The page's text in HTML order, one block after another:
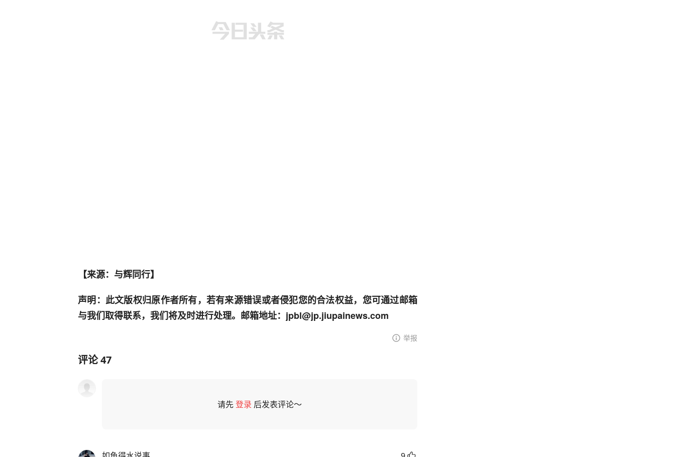
【来源：与辉同行】
声明：此文版权归原作者所有，若有来源错误或者侵犯您的合法权益，您可通过邮箱
与我们取得联系，我们将及时进行处理。邮箱地址：jpbl@jp.jiupainews.com
举报
评论47
请先登录 后发表评论～